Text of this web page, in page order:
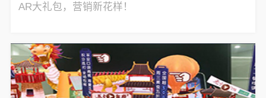
AR大礼包，营销新花样！